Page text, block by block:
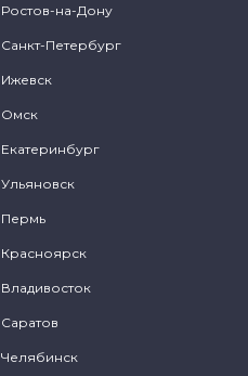
Ростов-на-Дону
Санкт-Петербург
Ижевск
Омск
Екатеринбург
Ульяновск
Пермь
Красноярск
Владивосток
Саратов
Челябинск